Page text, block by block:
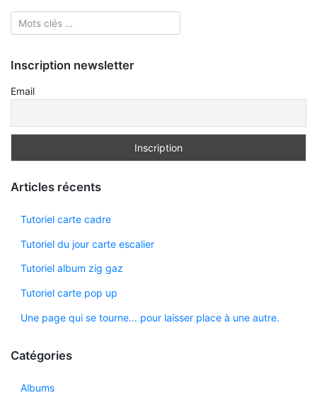
Inscription newsletter
Email
Articles récents
Tutoriel carte cadre
Tutoriel du jour carte escalier
Tutoriel album zig gaz
Tutoriel carte pop up
Une page qui se tourne… pour laisser place à une autre.
Catégories
Albums